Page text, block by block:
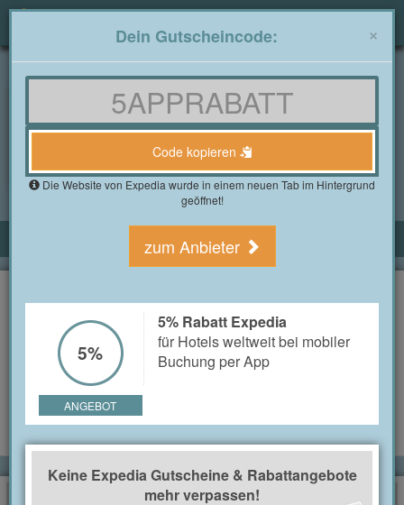
Gutscheine4Free.at»Alle Shops»Expedia Gutscheine
3 Bewertung(en)
Expedia Gutscheine im
August 2026
ALLE EXPEDIA GUTSCHEINE
5%
ANGEBOT
für Hotels weltweit bei mobiler
Buchung per App
×
Dein Gutscheincode:
Code kopieren
Die Website von Expedia wurde in einem neuen Tab im Hintergrund
geöffnet!
zum Anbieter
5%
ANGEBOT
5% Rabatt Expedia
für Hotels weltweit bei mobiler
Buchung per App
Keine Expedia Gutscheine & Rabattangebote
mehr verpassen!